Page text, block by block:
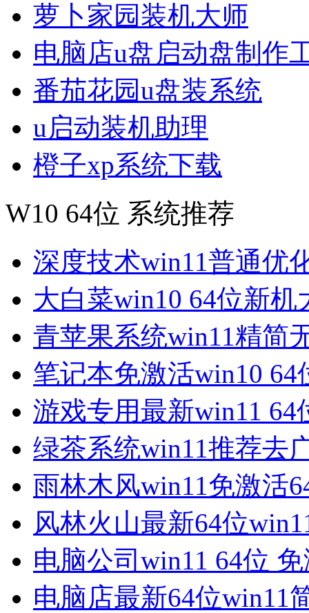
萝卜家园装机大师
电脑店u盘启动盘制作
番茄花园u盘装系统
u启动装机助理
橙子xp系统下载
W10 64位 系统推荐
深度技术win11普通优
大白菜win10 64位新
青苹果系统win11精简
笔记本免激活win10
游戏专用最新win11
绿茶系统win11推荐去
雨林木风win11免激活
风林火山最新64位
电脑公司win11 64位
电脑店最新64位win11